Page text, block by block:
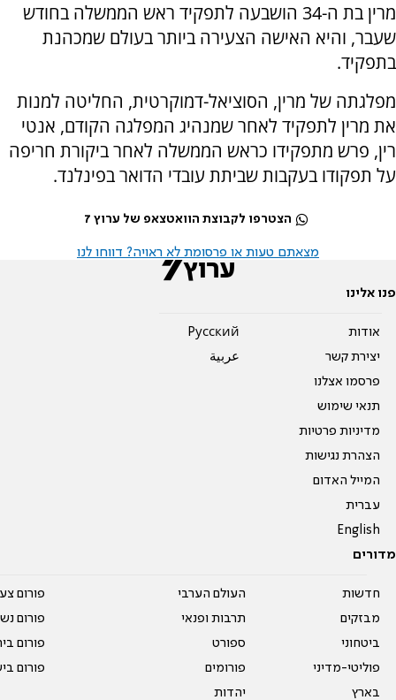
מרין בת ה-34 הושבעה לתפקיד ראש הממשלה בחודש
שעבר, והיא האישה הצעירה ביותר בעולם שמכהנת
בתפקיד.
מפלגתה של מרין, הסוציאל-דמוקרטית, החליטה למנות
את מרין לתפקיד לאחר שמנהיג המפלגה הקודם, אנטי
רין, פרש מתפקידו כראש הממשלה לאחר ביקורת חריפה
על תפקודו בעקבות שביתת עובדי הדואר בפינלנד.
הצטרפו לקבוצת הוואטצאפ של ערוץ 7
מצאתם טעות או פרסומת לא ראויה? דווחו לנו
פנו אלינו
אודות
יצירת קשר
פרסמו אצלנו
תנאי שימוש
מדיניות פרטיות
הצהרת נגישות
המייל האדום
עברית
English
Pусский
عربية
מדורים
חדשות
מבזקים
ביטחוני
פוליטי-מדיני
בארץ
העולם הערבי
תרבות ופנאי
ספורט
פורומים
יהדות
פורום
פורום
פורום
פורום